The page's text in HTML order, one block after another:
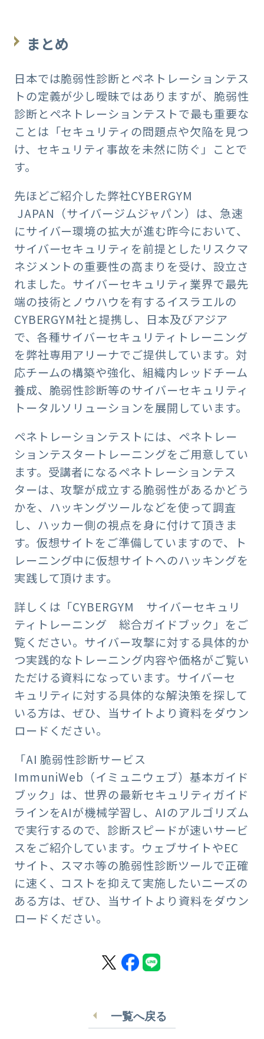
まとめ
日本では脆弱性診断とペネトレーションテス
トの定義が少し曖昧ではありますが、脆弱性
診断とペネトレーションテストで最も重要な
ことは「セキュリティの問題点や欠陥を見つ
け、セキュリティ事故を未然に防ぐ」ことで
す。
先ほどご紹介した弊社CYBERGYM
JAPAN（サイバージムジャパン）は、急速
にサイバー環境の拡大が進む昨今において、
サイバーセキュリティを前提としたリスクマ
ネジメントの重要性の高まりを受け、設立さ
れました。サイバーセキュリティ業界で最先
端の技術とノウハウを有するイスラエルの
CYBERGYM社と提携し、日本及びアジア
で、各種サイバーセキュリティトレーニング
を弊社専用アリーナでご提供しています。対
応チームの構築や強化、組織内レッドチーム
養成、脆弱性診断等のサイバーセキュリティ
トータルソリューションを展開しています。
ペネトレーションテストには、ペネトレー
ションテスタートレーニングをご用意してい
ます。受講者になるペネトレーションテス
ターは、攻撃が成立する脆弱性があるかどう
かを、ハッキングツールなどを使って調査
し、ハッカー側の視点を身に付けて頂きま
す。仮想サイトをご準備していますので、ト
レーニング中に仮想サイトへのハッキングを
実践して頂けます。
詳しくは「CYBERGYM サイバーセキュリ
ティトレーニング 総合ガイドブック」をご
覧ください。サイバー攻撃に対する具体的か
つ実践的なトレーニング内容や価格がご覧い
ただける資料になっています。サイバーセ
キュリティに対する具体的な解決策を探して
いる方は、ぜひ、当サイトより資料をダウン
ロードください。
「AI 脆弱性診断サービス
ImmuniWeb（イミュニウェブ）基本ガイド
ブック」は、世界の最新セキュリティガイド
ラインをAIが機械学習し、AIのアルゴリズム
で実行するので、診断スピードが速いサービ
スをご紹介しています。ウェブサイトやEC
サイト、スマホ等の脆弱性診断ツールで正確
に速く、コストを抑えて実施したいニーズの
ある方は、ぜひ、当サイトより資料をダウン
ロードください。
一覧へ戻る